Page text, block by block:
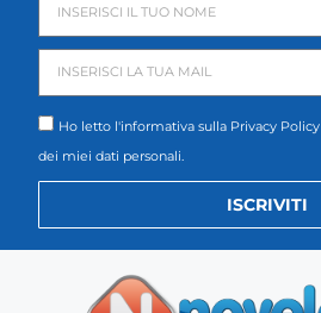
Ho letto l'informativa sulla Privacy Policy
dei miei dati personali.
ISCRIVITI